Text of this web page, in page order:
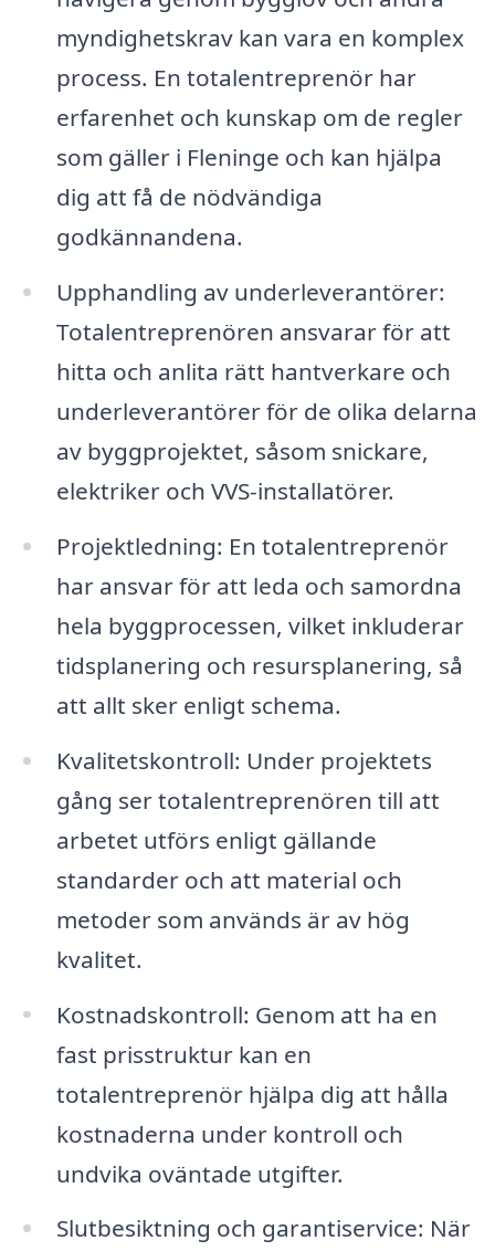
myndighetskrav kan vara en komplex
process. En totalentreprenör har
erfarenhet och kunskap om de regler
som gäller i Fleninge och kan hjälpa
dig att få de nödvändiga
godkännandena.
Upphandling av underleverantörer:
Totalentreprenören ansvarar för att
hitta och anlita rätt hantverkare och
underleverantörer för de olika delarna
av byggprojektet, såsom snickare,
elektriker och VVS-installatörer.
Projektledning: En totalentreprenör
har ansvar för att leda och samordna
hela byggprocessen, vilket inkluderar
tidsplanering och resursplanering, så
att allt sker enligt schema.
Kvalitetskontroll: Under projektets
gång ser totalentreprenören till att
arbetet utförs enligt gällande
standarder och att material och
metoder som används är av hög
kvalitet.
Kostnadskontroll: Genom att ha en
fast prisstruktur kan en
totalentreprenör hjälpa dig att hålla
kostnaderna under kontroll och
undvika oväntade utgifter.
Slutbesiktning och garantiservice: När